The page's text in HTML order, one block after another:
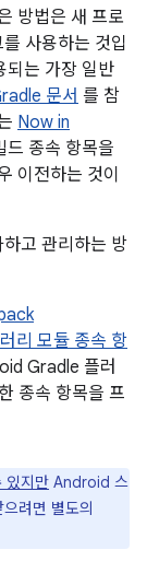
방법은 새 프로
사용하는 것입
되는 가장 일반
문서 를 참
Now in
드 종속 항목을
이전하는 것이
고 관리하는 방
리 모듈 종속 항
Gradle 플러
종속 항목을 프
있지만 Android 스
려면 별도의